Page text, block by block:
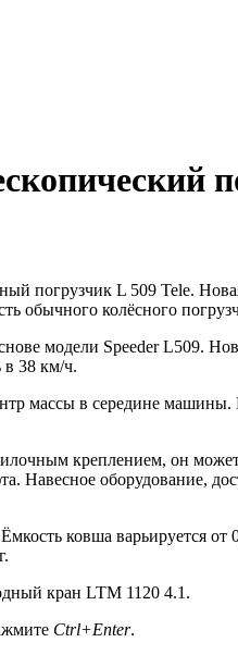
погрузчик L 509 Tele.
обычного колёсного
модели Speeder L509.
в 38 км/ч.
массы в середине
креплением, он
Навесное оборудование,
ковша варьируется
кран LTM 1120 4.1.
Ctrl+Enter.